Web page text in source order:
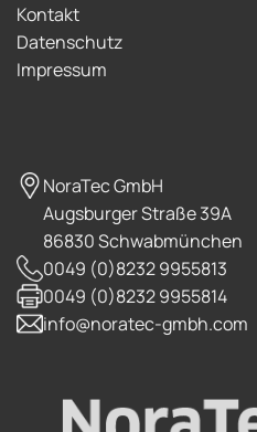
Kontakt
Datenschutz
Impressum
NoraTec GmbH
Augsburger Straße 39A
86830 Schwabmünchen
0049 (0)8232 9955813
0049 (0)8232 9955814
info@noratec-gmbh.com